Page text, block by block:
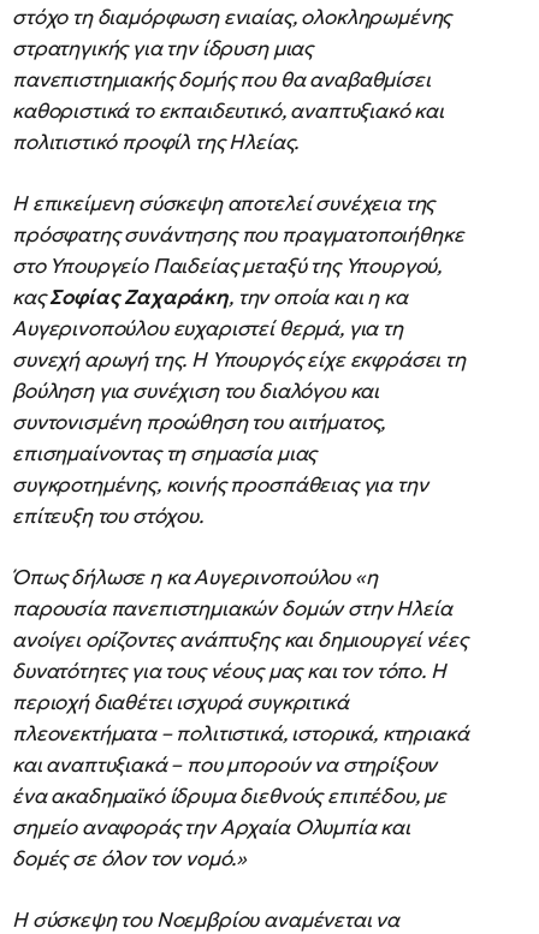
στόχο τη διαμόρφωση ενιαίας, ολοκληρωμένης
στρατηγικής για την ίδρυση μιας
πανεπιστημιακής δομής που θα αναβαθμίσει
καθοριστικά το εκπαιδευτικό, αναπτυξιακό και
πολιτιστικό προφίλ της Ηλείας.
Η επικείμενη σύσκεψη αποτελεί συνέχεια της
πρόσφατης συνάντησης που πραγματοποιήθηκε
στο Υπουργείο Παιδείας μεταξύ της Υπουργού,
καςΣοφίας Ζαχαράκη, την οποία και η κα
Αυγερινοπούλου ευχαριστεί θερμά, για τη
συνεχή αρωγή της. Η Υπουργός είχε εκφράσει τη
βούληση για συνέχιση του διαλόγου και
συντονισμένη προώθηση του αιτήματος,
επισημαίνοντας τη σημασία μιας
συγκροτημένης, κοινής προσπάθειας για την
επίτευξη του στόχου.
Όπως δήλωσε η κα Αυγερινοπούλου «η
παρουσία πανεπιστημιακών δομών στην Ηλεία
ανοίγει ορίζοντες ανάπτυξης και δημιουργεί νέες
δυνατότητες για τους νέους μας και τον τόπο. Η
περιοχή διαθέτει ισχυρά συγκριτικά
πλεονεκτήματα – πολιτιστικά, ιστορικά, κτηριακά
και αναπτυξιακά – που μπορούν να στηρίξουν
ένα ακαδημαϊκό ίδρυμα διεθνούς επιπέδου, με
σημείο αναφοράς την Αρχαία Ολυμπία και
δομές σε όλον τον νομό.»
Η σύσκεψη του Νοεμβρίου αναμένεται να